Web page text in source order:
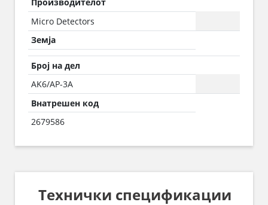
Micro Detectors
Земја
Број на дел
AK6/AP-3A
Внатрешен код
2679586
Технички спецификации